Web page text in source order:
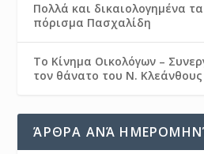
Πολλά και δικαιολογημένα
πόρισμα Πασχαλίδη
Το Κίνημα Οικολόγων –
τον θάνατο του Ν. Κλεάνθους
ΆΡΘΡΑ ΑΝΆ